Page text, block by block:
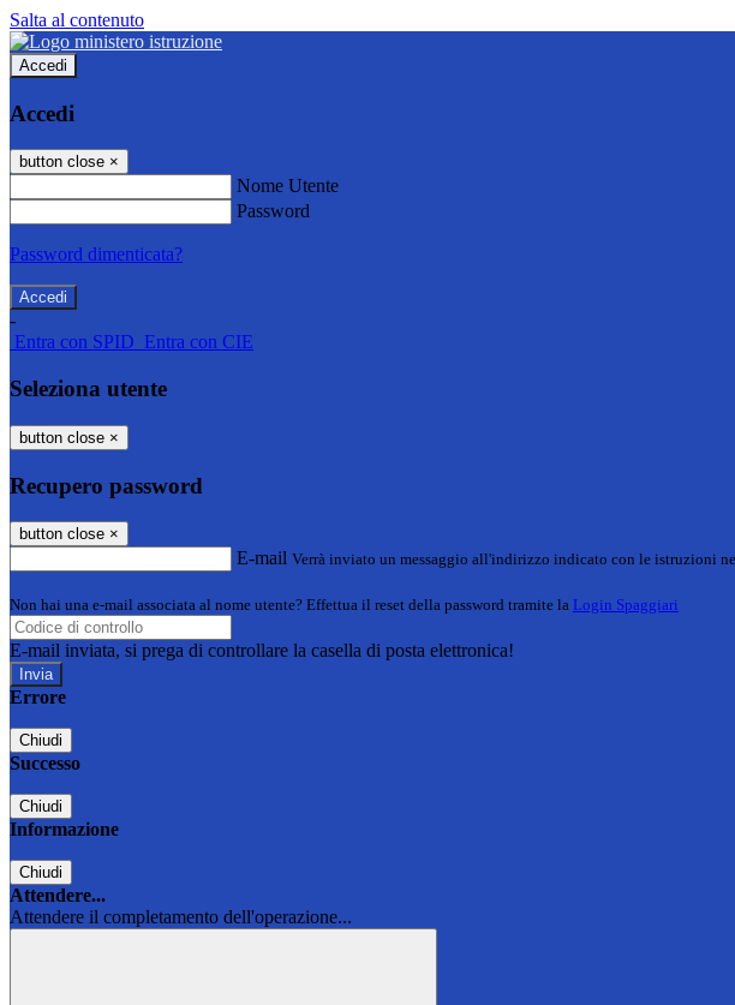
Salta al contenuto
Accedi
Accedi
button close ×
Nome Utente
Password
Password dimenticata?
-
Entra con SPID Entra con CIE
Seleziona utente
button close ×
Recupero password
button close ×
E-mail Verrà inviato un messaggio all'indirizzo indicato con le istruzioni
Non hai una e-mail associata al nome utente? Effettua il reset della password tramite la Login Spaggiari
E-mail inviata, si prega di controllare la casella di posta elettronica!
Errore
Chiudi
Successo
Chiudi
Informazione
Chiudi
Attendere...
Attendere il completamento dell'operazione...